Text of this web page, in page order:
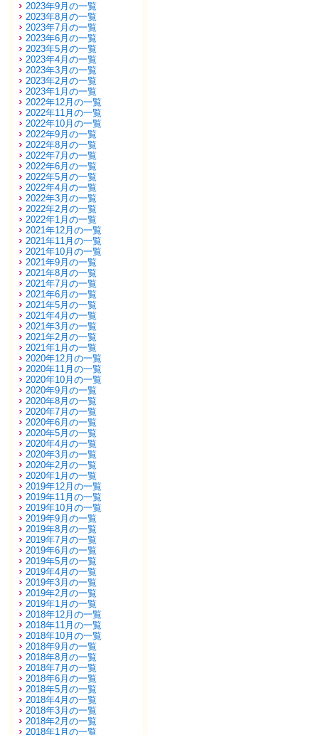
2023年9月の一覧
2023年8月の一覧
2023年7月の一覧
2023年6月の一覧
2023年5月の一覧
2023年4月の一覧
2023年3月の一覧
2023年2月の一覧
2023年1月の一覧
2022年12月の一覧
2022年11月の一覧
2022年10月の一覧
2022年9月の一覧
2022年8月の一覧
2022年7月の一覧
2022年6月の一覧
2022年5月の一覧
2022年4月の一覧
2022年3月の一覧
2022年2月の一覧
2022年1月の一覧
2021年12月の一覧
2021年11月の一覧
2021年10月の一覧
2021年9月の一覧
2021年8月の一覧
2021年7月の一覧
2021年6月の一覧
2021年5月の一覧
2021年4月の一覧
2021年3月の一覧
2021年2月の一覧
2021年1月の一覧
2020年12月の一覧
2020年11月の一覧
2020年10月の一覧
2020年9月の一覧
2020年8月の一覧
2020年7月の一覧
2020年6月の一覧
2020年5月の一覧
2020年4月の一覧
2020年3月の一覧
2020年2月の一覧
2020年1月の一覧
2019年12月の一覧
2019年11月の一覧
2019年10月の一覧
2019年9月の一覧
2019年8月の一覧
2019年7月の一覧
2019年6月の一覧
2019年5月の一覧
2019年4月の一覧
2019年3月の一覧
2019年2月の一覧
2019年1月の一覧
2018年12月の一覧
2018年11月の一覧
2018年10月の一覧
2018年9月の一覧
2018年8月の一覧
2018年7月の一覧
2018年6月の一覧
2018年5月の一覧
2018年4月の一覧
2018年3月の一覧
2018年2月の一覧
2018年1月の一覧